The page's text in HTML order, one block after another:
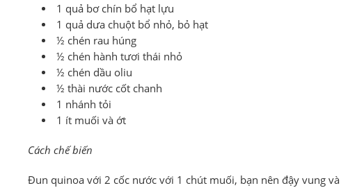
1 quả bơ chín bổ hạt lựu
1 quả dưa chuột bổ nhỏ, bỏ hạt
½ chén rau húng
½ chén hành tươi thái nhỏ
½ chén dầu oliu
½ thài nước cốt chanh
1 nhánh tỏi
1 ít muối và ớt
Cách chế biến
Đun quinoa với 2 cốc nước với 1 chút muối, bạn nên đậy vung